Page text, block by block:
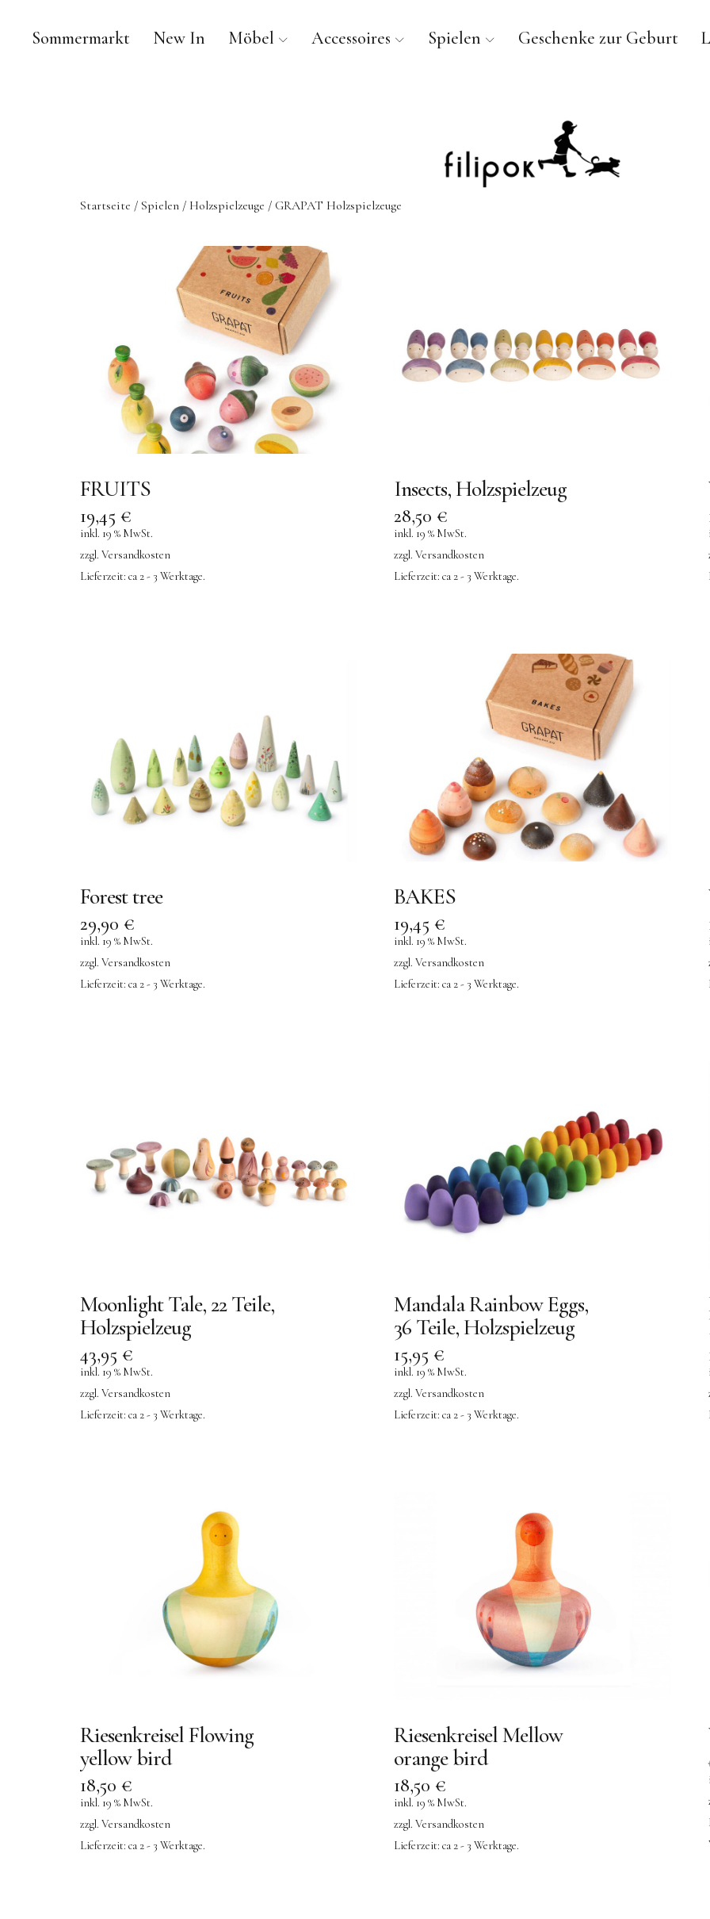
Sommermarkt New In Möbel Accessoires Spielen Geschenke zur Geburt
Startseite / Spielen / Holzspielzeuge / GRAPAT Holzspielzeuge
FRUITS
19,45 €
inkl. 19 % MwSt.
zzgl. Versandkosten
Lieferzeit: ca 2 - 3 Werktage.
Insects, Holzspielzeug
28,50 €
inkl. 19 % MwSt.
zzgl.Versandkosten
Lieferzeit:ca 2 - 3 Werktage.
Forest tree
29,90 €
inkl. 19 % MwSt.
zzgl. Versandkosten
Lieferzeit: ca 2 - 3 Werktage.
BAKES
19,45 €
inkl. 19 % MwSt.
zzgl.Versandkosten
Lieferzeit:ca 2 - 3 Werktage.
Moonlight Tale, 22 Teile,
Holzspielzeug
43,95 €
inkl. 19 % MwSt.
zzgl. Versandkosten
Lieferzeit: ca 2 - 3 Werktage.
Mandala Rainbow Eggs,
36 Teile, Holzspielzeug
15,95 €
inkl. 19 % MwSt.
zzgl.Versandkosten
Lieferzeit:ca 2 - 3 Werktage.
Riesenkreisel Flowing
yellow bird
18,50 €
inkl. 19 % MwSt.
zzgl. Versandkosten
Lieferzeit: ca 2 - 3 Werktage.
Riesenkreisel Mellow
orange bird
18,50 €
inkl. 19 % MwSt.
zzgl.Versandkosten
Lieferzeit:ca 2 - 3 Werktage.